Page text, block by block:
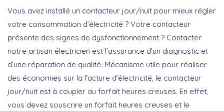
Vous avez installé un contacteur jour/nuit pour mieux régler
votre consommation d’électricité ? Votre contacteur
présente des signes de dysfonctionnement ? Contacter
notre artisan électricien est l’assurance d’un diagnostic et
d’une réparation de qualité. Mécanisme utile pour réaliser
des économies sur la facture d’électricité, le contacteur
jour/nuit est à coupler au forfait heures creuses. En effet,
vous devez souscrire un forfait heures creuses et le